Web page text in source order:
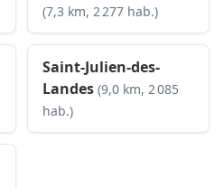
(7,3 km, 2 277 hab.)
Saint-Julien-des-
Landes (9,0 km, 2 085
hab.)